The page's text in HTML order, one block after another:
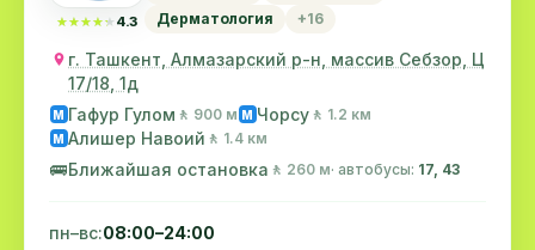
★★★★★
★★★★★ 4.3
Дерматология
+16
г. Ташкент, Алмазарский р-н, массив Себзор, Ц
17/18, 1д
M Гафур Гулом 🚶 900 м M Чорсу 🚶 1.2 км
M Алишер Навоий 🚶 1.4 км
🚌Ближайшая остановка 🚶 260 м· автобусы: 17, 43
пн–вс:08:00–24:00